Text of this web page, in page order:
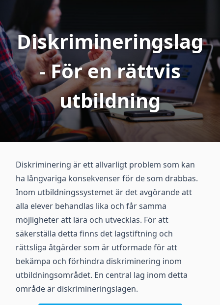
Diskrimineringslag
- För en rättvis
utbildning
Diskriminering är ett allvarligt problem som kan
ha långvariga konsekvenser för de som drabbas.
Inom utbildningssystemet är det avgörande att
alla elever behandlas lika och får samma
möjligheter att lära och utvecklas. För att
säkerställa detta finns det lagstiftning och
rättsliga åtgärder som är utformade för att
bekämpa och förhindra diskriminering inom
utbildningsområdet. En central lag inom detta
område är diskrimineringslagen.